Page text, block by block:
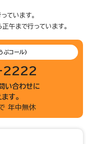
ています。
午まで行っています。
ぶコール)
い合わせに
す。
年中無休